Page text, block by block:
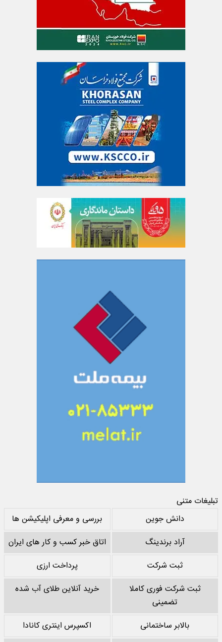
تبلیغات متنی
دانش جوین
بررسی و معرفی اپلیکیشن ها
آراد برندینگ
اتاق خبر کسب و کار های ایران
ثبت شرکت
پرداخت ارزی
ثبت شرکت فوری کاملا
تضمینی
خرید آنلاین طلای آب شده
بالابر ساختمانی اکسپرس اینتری کانادا